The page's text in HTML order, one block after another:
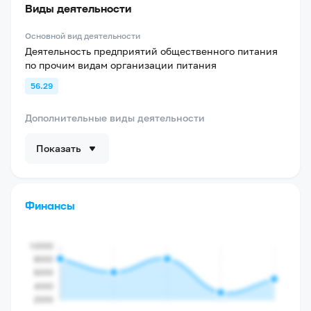
Виды деятельности
Основной вид деятельности
Деятельность предприятий общественного питания
по прочим видам организации питания
56.29
Дополнительные виды деятельности
Показать
Финансы